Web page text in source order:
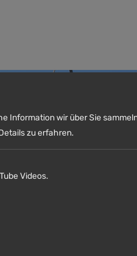
Information wir über Sie
zu erfahren.
Videos.